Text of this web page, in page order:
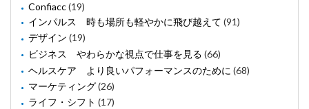
Confiacc(19)
インパルス 時も場所も軽やかに飛び越えて (91)
デザイン (19)
ビジネス やわらかな視点で仕事を見る (66)
ヘルスケア より良いパフォーマンスのために (68)
マーケティング(26)
ライフ・シフト (17)